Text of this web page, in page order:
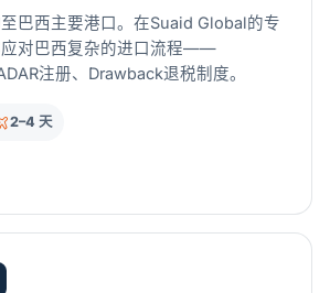
巴西主要港口。在Suaid Global的专
应对巴西复杂的进口流程——
注册、Drawback退税制度。
2–4 天